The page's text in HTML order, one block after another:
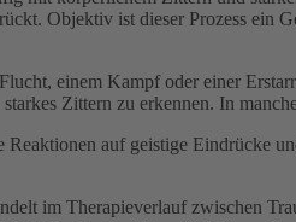
Objektiv ist dieser Prozess ein
einem Kampf oder einer
Zittern zu erkennen. In
auf geistige Eindrücke
im Therapieverlauf zwischen